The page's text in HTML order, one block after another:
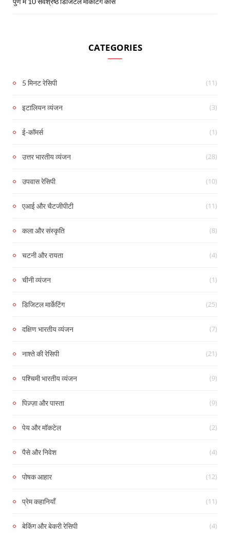
CATEGORIES
5 मिनट रेसिपी (11)
इटालियन व्यंजन (3)
ई-कॉमर्स (1)
उत्तर भारतीय व्यंजन (28)
उपवास रेसिपी (10)
एआई और चैटजीपीटी (11)
कला और संस्कृति (8)
चटनी और रायता (4)
चीनी व्यंजन (1)
डिजिटल मार्केटिंग (25)
दक्षिण भारतीय व्यंजन (7)
नाश्ते की रेसिपी (21)
पश्चिमी भारतीय व्यंजन (9)
पिज़्ज़ा और पास्ता (9)
पेय और मॉकटेल (2)
पैसे और निवेश (4)
पोषक आहार (12)
प्रेम कहानियाँ (11)
बेकिंग और बेकरी रेसिपी (4)